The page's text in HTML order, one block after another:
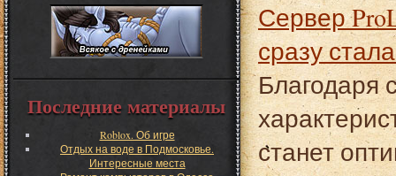
Сервер ProLiant DL60 Gen9: почему новинка от HPE
сразу
Благодаря
станет
Последние материалы
Roblox. Об игре
Отдых на воде в Подмосковье.
Интересные места